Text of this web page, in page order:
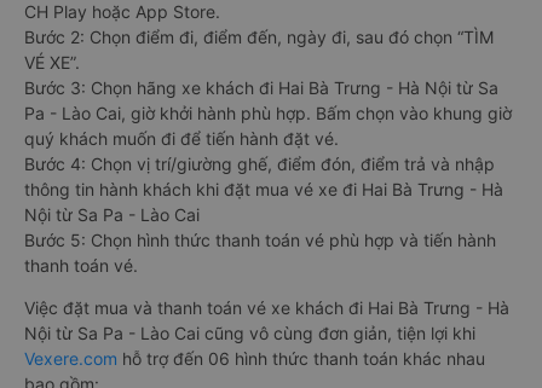
CH Play hoặc App Store.
Bước 2: Chọn điểm đi, điểm đến, ngày đi, sau đó chọn “TÌM
VÉ XE”.
Bước 3: Chọn hãng xe khách đi Hai Bà Trưng - Hà Nội từ Sa
Pa - Lào Cai, giờ khởi hành phù hợp. Bấm chọn vào khung giờ
quý khách muốn đi để tiến hành đặt vé.
Bước 4: Chọn vị trí/giường ghế, điểm đón, điểm trả và nhập
thông tin hành khách khi đặt mua vé xe đi Hai Bà Trưng - Hà
Nội từ Sa Pa - Lào Cai
Bước 5: Chọn hình thức thanh toán vé phù hợp và tiến hành
thanh toán vé.
Việc đặt mua và thanh toán vé xe khách đi Hai Bà Trưng - Hà
Nội từ Sa Pa - Lào Cai cũng vô cùng đơn giản, tiện lợi khi
Vexere.com hỗ trợ đến 06 hình thức thanh toán khác nhau
bao gồm: